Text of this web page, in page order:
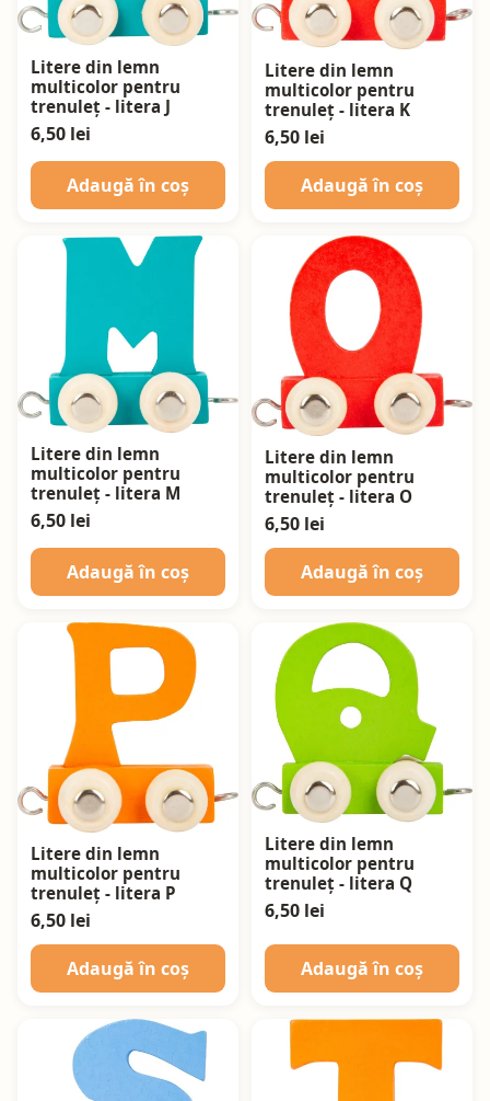
Litere din lemn
multicolor pentru
trenuleț - litera J
6,50 lei
Adaugă în coș
Litere din lemn
multicolor pentru
trenuleț - litera K
6,50 lei
Adaugă în coș
Litere din lemn
multicolor pentru
trenuleț - litera M
6,50 lei
Adaugă în coș
Litere din lemn
multicolor pentru
trenuleț - litera O
6,50 lei
Adaugă în coș
Litere din lemn
multicolor pentru
trenuleț - litera P
6,50 lei
Adaugă în coș
Litere din lemn
multicolor pentru
trenuleț - litera Q
6,50 lei
Adaugă în coș